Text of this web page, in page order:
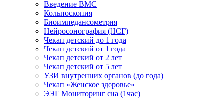
Введение ВМС
Кольпоскопия
Биоимпедансометрия
Нейросонография (НСГ)
Чекап детский до 1 года
Чекап детский от 1 года
Чекап детский от 2 лет
Чекап детский от 5 лет
УЗИ внутренних органов (до года)
Чекап «Женское здоровье»
ЭЭГ Мониторинг сна (1час)